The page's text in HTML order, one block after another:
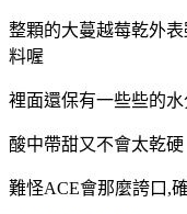
整顆的大蔓越莓乾外
料喔
裡面還保有一些些的
酸中帶甜又不會太乾硬
難怪ACE會那麼誇口,